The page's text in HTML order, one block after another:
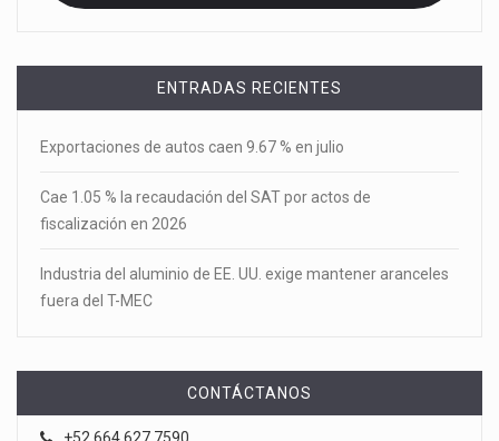
ENTRADAS RECIENTES
Exportaciones de autos caen 9.67 % en julio
Cae 1.05 % la recaudación del SAT por actos de
fiscalización en 2026
Industria del aluminio de EE. UU. exige mantener aranceles
fuera del T-MEC
CONTÁCTANOS
+52 664 627 7590